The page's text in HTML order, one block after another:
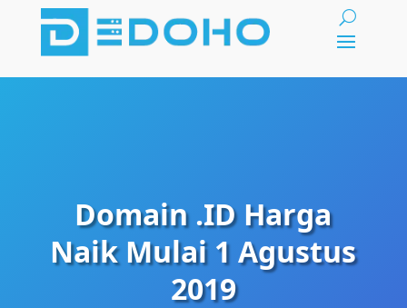
Domain .ID Harga
Naik Mulai 1 Agustus
2019